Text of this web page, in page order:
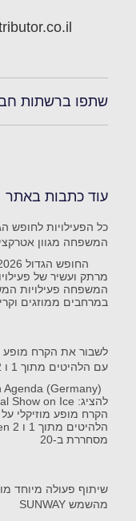
שתפו ברשתות
עוד כתבות באתר
המשפחה מגוון
מרתק ועשיר של
המשפחה פעילויות
במרחבים ממוזגים
לשבור את הקרח מופע
עם הלהיטים מתוך 1 ו Frozen 2
הקרח מופע מוזיקלי
מסחררת ב-20
שיתוף פעולה מיוחד
מהשמש SUNWAY